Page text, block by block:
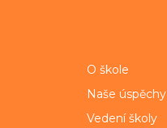
O škole
Naše úspěchy
Vedení školy